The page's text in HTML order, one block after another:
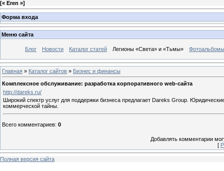
[« Eren »]
Форма входа
Меню сайта
Блог Новости Каталог статей Легионы «Света» и «Тьмы» Фотоальбомы
Главная » Каталог сайтов » Бизнес и финансы
Комплексное обслуживание: разработка корпоративного web-сайта
http://dareks.ru/
Широкий спектр услуг для поддержки бизнеса предлагает Dareks Group.
коммерческой тайны.
Всего комментариев: 0
Добавлять комментарии
[
Полная версия сайта